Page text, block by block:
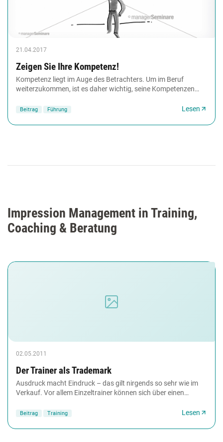
21.04.2017
Zeigen Sie Ihre Kompetenz!
Kompetenz liegt im Auge des Betrachters. Um im Beruf
weiterzukommen, ist es daher wichtig, seine Kompetenzen
Beitrag Führung Lesen
Impression Management in Training,
Coaching & Beratung
02.05.2011
Der Trainer als Trademark
Ausdruck macht Eindruck – das gilt nirgends so sehr wie im
Verkauf. Vor allem Einzeltrainer können sich über einen
Beitrag Training Lesen